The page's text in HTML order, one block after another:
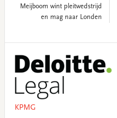
Meijboom wint pleitwedstrijd
en mag naar Londen
Sidebar
KPMG